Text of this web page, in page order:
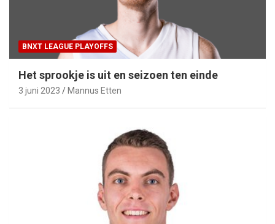
BNXT LEAGUE PLAYOFFS
Het sprookje is uit en seizoen ten einde
3 juni 2023 Mannus Etten